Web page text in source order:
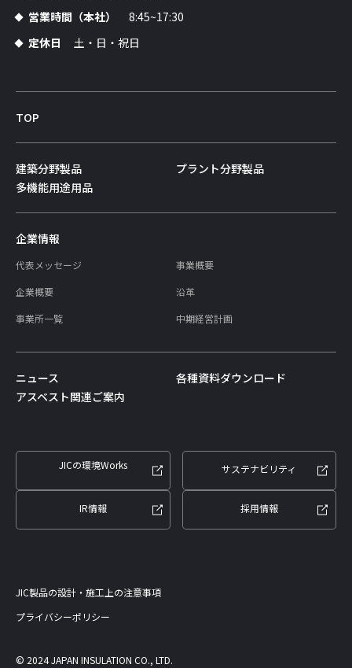
営業時間（本社）
8:45~17:30
定休日
土・日・祝日
TOP
建築分野製品
プラント分野製品
多機能用途用品
企業情報
代表メッセージ
事業概要
企業概要
沿革
事業所一覧
中期経営計画
ニュース
各種資料ダウンロード
アスベスト関連ご案内
JICの環境Works サステナビリティ
IR情報 採用情報
JIC製品の設計・施工上の注意事項
プライバシーポリシー
©︎ 2024 JAPAN INSULATION CO., LTD.